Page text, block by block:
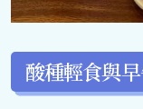
酸種輕食與